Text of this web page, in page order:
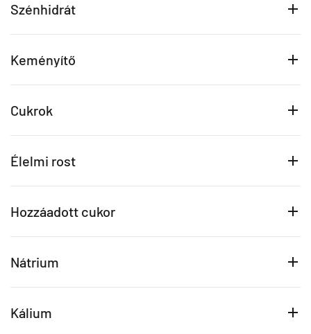
Szénhidrát
Keményítő
Cukrok
Élelmi rost
Hozzáadott cukor
Nátrium
Kálium